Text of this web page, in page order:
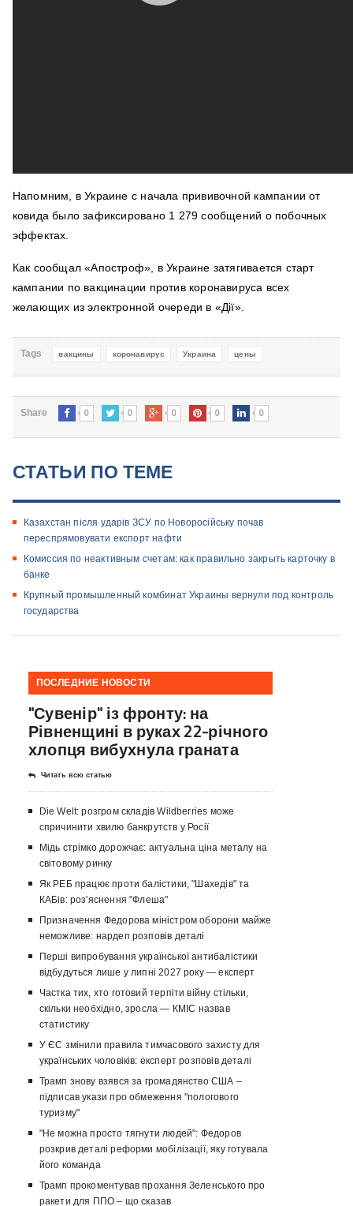
Напомним, в Украине с начала прививочной кампании от
ковида было зафиксировано 1 279 сообщений о побочных
эффектах.
Как сообщал «Апостроф», в Украине затягивается старт
кампании по вакцинации против коронавируса всех
желающих из электронной очереди в «Дії».
Tags вакцины коронавирус Украина цены
Share 0 0 0 0 0
СТАТЬИ ПО ТЕМЕ
Казахстан після ударів ЗСУ по Новоросійську почав
переспрямовувати експорт нафти
Комиссия по неактивным счетам: как правильно закрыть карточку в
банке
Крупный промышленный комбинат Украины вернули под контроль
государства
ПОСЛЕДНИЕ НОВОСТИ
"Сувенір" із фронту: на
Рівненщині в руках 22-річного
хлопця вибухнула граната
Читать всю статью
Die Welt: розгром складів Wildberries може
спричинити хвилю банкрутств у Росії
Мідь стрімко дорожчає: актуальна ціна металу на
світовому ринку
Як РЕБ працює проти балістики, "Шахедів" та
КАБів: роз'яснення "Флеша"
Призначення Федорова міністром оборони майже
неможливе: нардеп розповів деталі
Перші випробування української антибалістики
відбудуться лише у липні 2027 року — експерт
Частка тих, хто готовий терпіти війну стільки,
скільки необхідно, зросла — КМІС назвав
статистику
У ЄС змінили правила тимчасового захисту для
українських чоловіків: експерт розповів деталі
Трамп знову взявся за громадянство США –
підписав укази про обмеження "пологового
туризму"
"Не можна просто тягнути людей": Федоров
розкрив деталі реформи мобілізації, яку готувала
його команда
Трамп прокоментував прохання Зеленського про
ракети для ППО – що сказав